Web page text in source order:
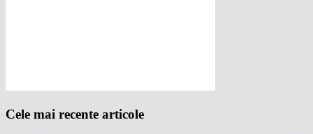
Cele mai recente articole